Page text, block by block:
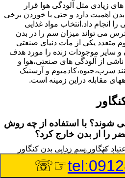
زیادی مثل آلودگی هوا قرار
اهمیت دارد و حتی با خوردن برخی
انجام داد.انتخاب مواد غذایی
می تواند میزان سم را در بدن
متعدد یکی از مات دنیای صنعتی
و سایر موجودات زنده را مورد هدف
از آلودگی های صنعتی،هوا و
سرب،جیوه،کادمیوم و آرسنیک
مقابله دراین زمینه است.
شوند؟ با استفاده از چه روش
را از بدن خارج کرد؟
دو گروه عمده تقسیم می
مثل مواد به جا مانده از سموم
ناشی از آلودگی هوا،انواع
کنگاور,سم زدایی بدن کنگاور
☞☏